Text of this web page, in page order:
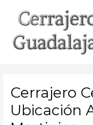
contenido
Cerrajero
Ubicación